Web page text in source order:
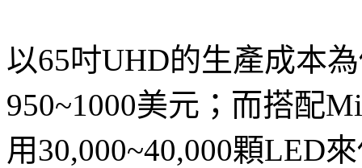
以65吋UHD的生產成本
950~1000美元；而搭配
用30,000~40,000顆LED